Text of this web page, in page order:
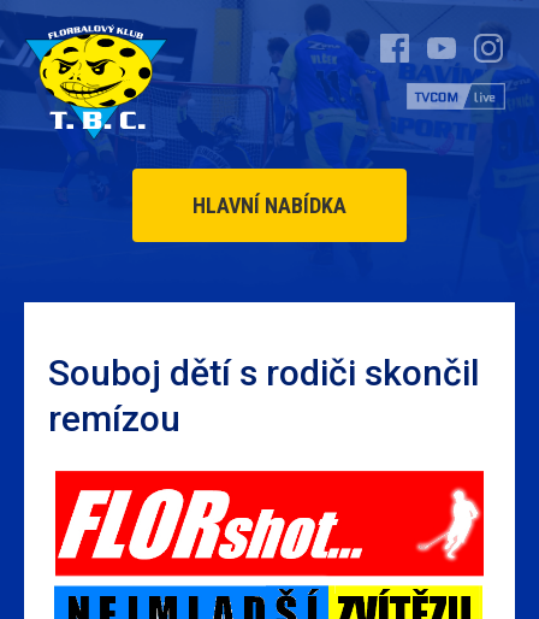
HLAVNÍ NABÍDKA
Souboj dětí s rodiči skončil
remízou